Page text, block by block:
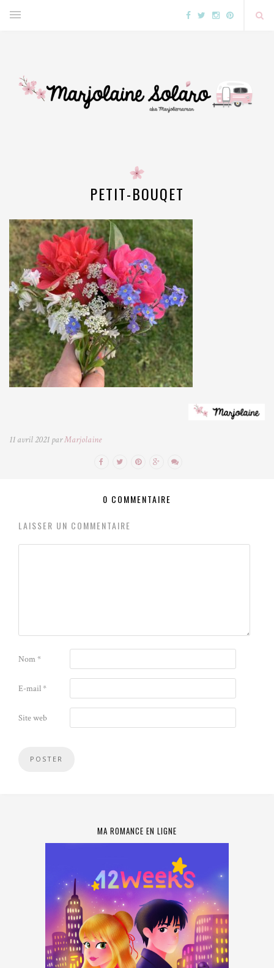
PETIT-BOUQET
11 avril 2021 parMarjolaine
0 COMMENTAIRE
LAISSER UN COMMENTAIRE
Nom*
E-mail*
Site web
MA ROMANCE EN LIGNE